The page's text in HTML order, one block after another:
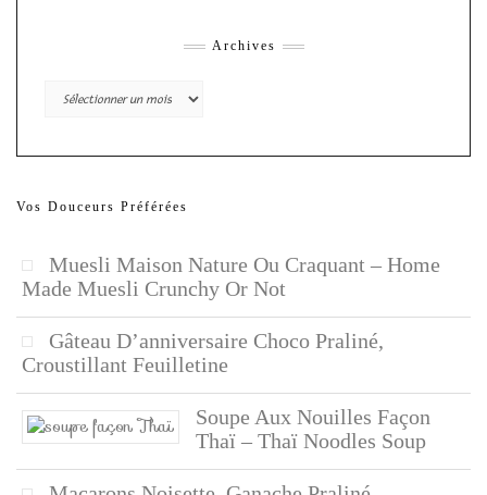
Archives
Archives
Vos Douceurs Préférées
Muesli Maison Nature Ou Craquant – Home
Made Muesli Crunchy Or Not
Gâteau D’anniversaire Choco Praliné,
Croustillant Feuilletine
Soupe Aux Nouilles Façon
Thaï – Thaï Noodles Soup